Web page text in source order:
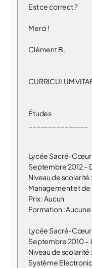
Est ce correct ?
Merci !
Clément B.
CURRICULUM
Études
Lycée Sacré-Cœur
Septembre 2012 –
Niveau de scolarité :
Management et de
Prix : Aucun
Formation : Aucune
Lycée Sacré-Cœur
Septembre 2010 –
Niveau de scolarité :
Système